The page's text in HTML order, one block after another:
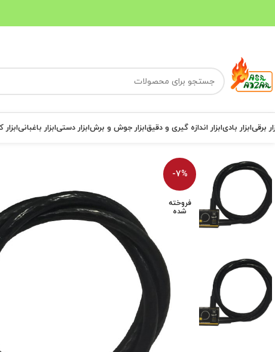
برقیابزار بادیابزار اندازه گیری و دقیقابزار جوش و برشابزار دستیابزار باغبانی
-7%
فروخته
شده